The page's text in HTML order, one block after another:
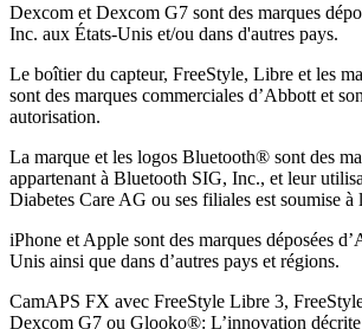
Dexcom et Dexcom G7 sont des marques
Inc. aux États-Unis et/ou dans d'autres pays.
Le boîtier du capteur, FreeStyle, Libre et les
sont des marques commerciales d’Abbott et
autorisation.
La marque et les logos Bluetooth® sont des
appartenant à Bluetooth SIG, Inc., et leur
Diabetes Care AG ou ses filiales est soumise à
iPhone et Apple sont des marques déposées
Unis ainsi que dans d’autres pays et régions.
CamAPS FX avec FreeStyle Libre 3,
Dexcom G7 ou Glooko®: L’innovation décrite